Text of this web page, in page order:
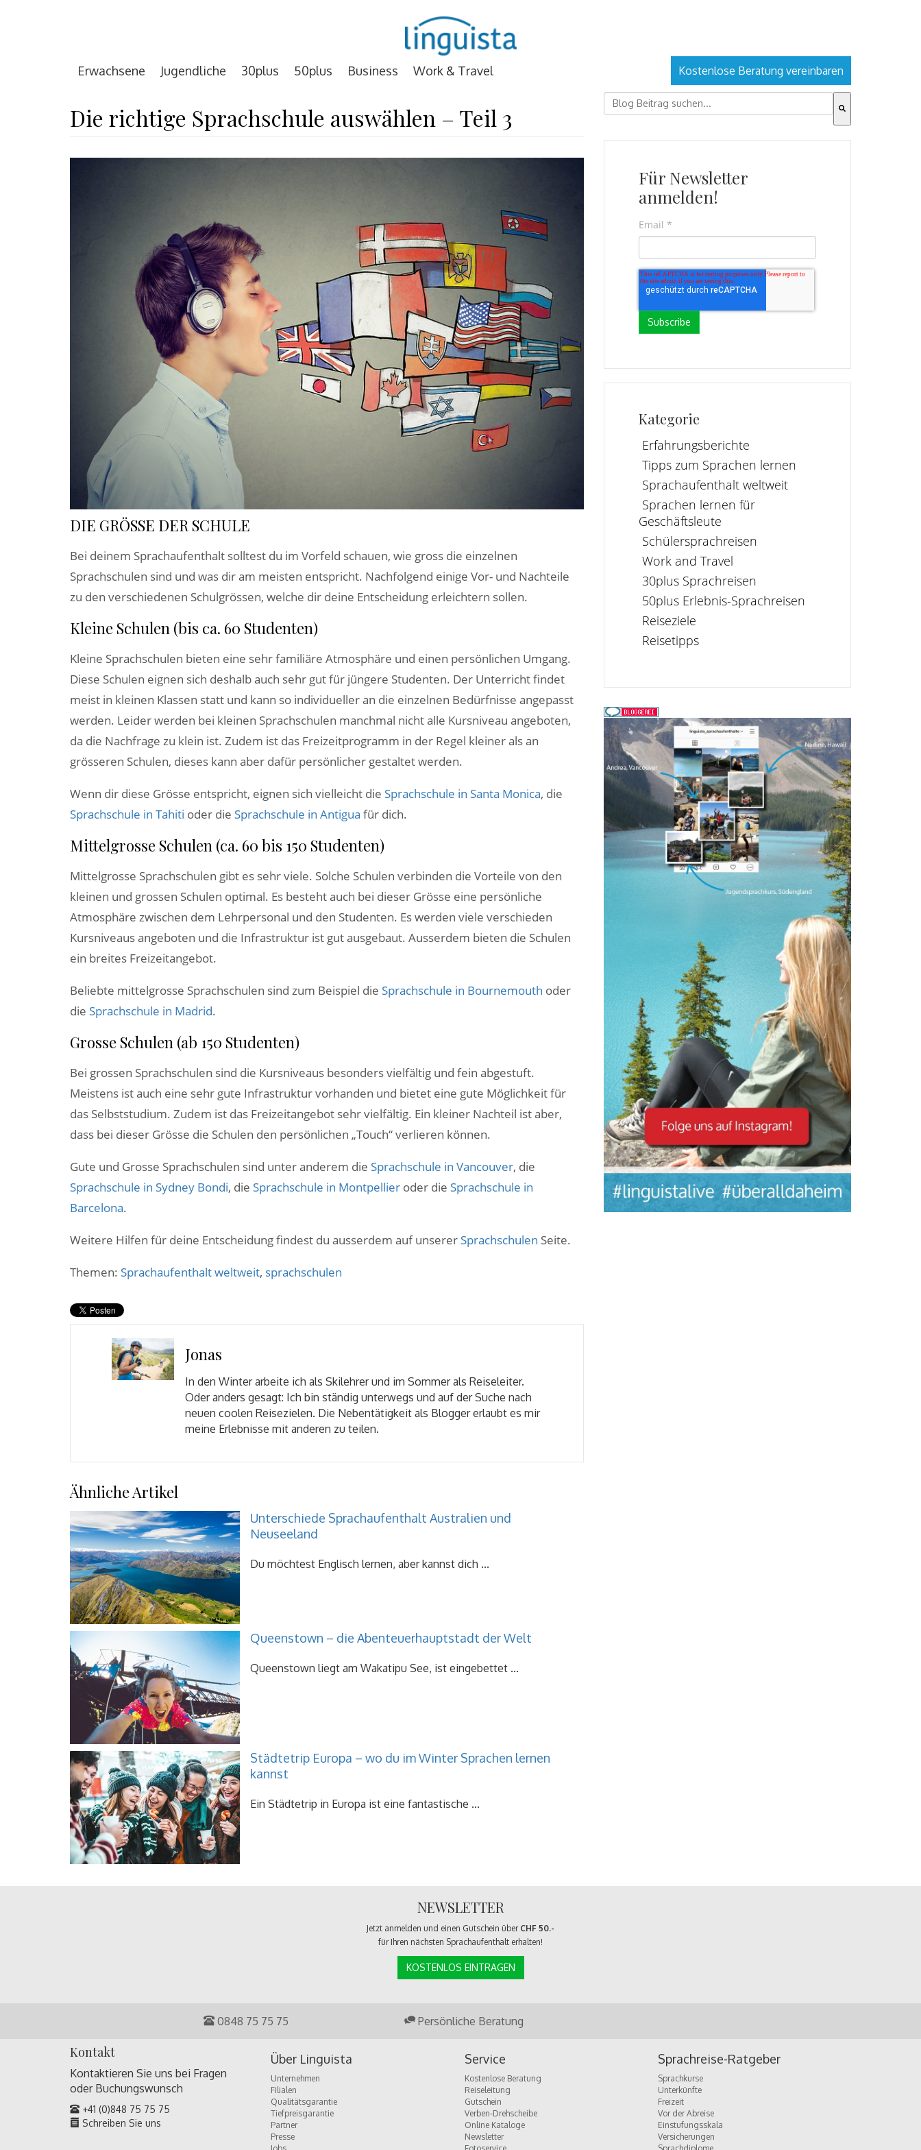
Erwachsene Jugendliche 30plus 50plus Business Work & Travel Kostenlose Beratung vereinbaren
Die richtige Sprachschule auswählen – Teil 3
DIE GRÖSSE DER SCHULE
Bei deinem Sprachaufenthalt solltest du im Vorfeld schauen, wie gross die einzelnen
Sprachschulen sind und was dir am meisten entspricht. Nachfolgend einige Vor- und Nachteile
zu den verschiedenen Schulgrössen, welche dir deine Entscheidung erleichtern sollen.
Kleine Schulen (bis ca. 60 Studenten)
Kleine Sprachschulen bieten eine sehr familiäre Atmosphäre und einen persönlichen Umgang.
Diese Schulen eignen sich deshalb auch sehr gut für jüngere Studenten. Der Unterricht findet
meist in kleinen Klassen statt und kann so individueller an die einzelnen Bedürfnisse angepasst
werden. Leider werden bei kleinen Sprachschulen manchmal nicht alle Kursniveau angeboten,
da die Nachfrage zu klein ist. Zudem ist das Freizeitprogramm in der Regel kleiner als an
grösseren Schulen, dieses kann aber dafür persönlicher gestaltet werden.
Wenn dir diese Grösse entspricht, eignen sich vielleicht die Sprachschule in Santa Monica, die
Sprachschule in Tahiti oder die Sprachschule in Antigua für dich.
Mittelgrosse Schulen (ca. 60 bis 150 Studenten)
Mittelgrosse Sprachschulen gibt es sehr viele. Solche Schulen verbinden die Vorteile von den
kleinen und grossen Schulen optimal. Es besteht auch bei dieser Grösse eine persönliche
Atmosphäre zwischen dem Lehrpersonal und den Studenten. Es werden viele verschieden
Kursniveaus angeboten und die Infrastruktur ist gut ausgebaut. Ausserdem bieten die Schulen
ein breites Freizeitangebot.
Beliebte mittelgrosse Sprachschulen sind zum Beispiel die Sprachschule in Bournemouth oder
die Sprachschule in Madrid.
Grosse Schulen (ab 150 Studenten)
Bei grossen Sprachschulen sind die Kursniveaus besonders vielfältig und fein abgestuft.
Meistens ist auch eine sehr gute Infrastruktur vorhanden und bietet eine gute Möglichkeit für
das Selbststudium. Zudem ist das Freizeitangebot sehr vielfältig. Ein kleiner Nachteil ist aber,
dass bei dieser Grösse die Schulen den persönlichen „Touch“ verlieren können.
Gute und Grosse Sprachschulen sind unter anderem die Sprachschule in Vancouver, die
Sprachschule in Sydney Bondi, die Sprachschule in Montpellier oder die Sprachschule in
Barcelona.
Weitere Hilfen für deine Entscheidung findest du ausserdem auf unserer Sprachschulen Seite.
Themen: Sprachaufenthalt weltweit, sprachschulen
Jonas
In den Winter arbeite ich als Skilehrer und im Sommer als Reiseleiter.
Oder anders gesagt: Ich bin ständig unterwegs und auf der Suche nach
neuen coolen Reisezielen. Die Nebentätigkeit als Blogger erlaubt es mir
meine Erlebnisse mit anderen zu teilen.
Ähnliche Artikel
Unterschiede Sprachaufenthalt Australien und
Neuseeland
Du möchtest Englisch lernen, aber kannst dich ...
Queenstown – die Abenteuerhauptstadt der Welt
Queenstown liegt am Wakatipu See, ist eingebettet ...
Städtetrip Europa – wo du im Winter Sprachen lernen
kannst
Ein Städtetrip in Europa ist eine fantastische ...
Dies ist ein Suchfeld mit einer automatischen
Für Newsletter
anmelden!
Email *
Kategorie
Erfahrungsberichte
Tipps zum Sprachen lernen
Sprachaufenthalt weltweit
Sprachen lernen für
Geschäftsleute
Schülersprachreisen
Work and Travel
30plus Sprachreisen
50plus Erlebnis-Sprachreisen
Reiseziele
Reisetipps
NEWSLETTER
Jetzt anmelden und einen Gutschein über CHF 50.-
für Ihren nächsten Sprachaufenthalt erhalten!
KOSTENLOS EINTRAGEN
0848 75 75 75 Persönliche Beratung
Kontakt
Kontaktieren Sie uns bei Fragen
oder Buchungswunsch
+41 (0)848 75 75 75
Schreiben Sie uns
Über Linguista
Unternehmen
Filialen
Qualitätsgarantie
Tiefpreisgarantie
Partner
Presse
Service
Kostenlose Beratung
Reiseleitung
Gutschein
Verben-Drehscheibe
Online Kataloge
Newsletter
Sprachreise-Ratgeber
Sprachkurse
Unterkünfte
Freizeit
Vor der Abreise
Einstufungsskala
Versicherungen